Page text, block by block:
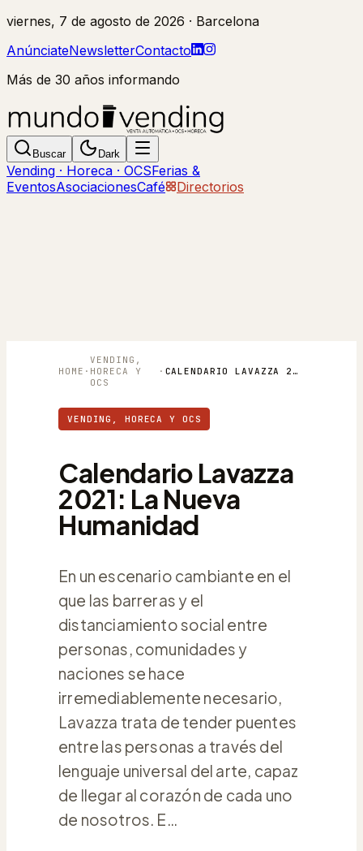
viernes, 7 de agosto de 2026 · Barcelona
AnúnciateNewsletterContacto
Más de 30 años informando
Buscar Dark
Vending · Horeca · OCSFerias &
EventosAsociacionesCafé Directorios
HOME ·
VENDING,
HORECA Y
OCS
· CALENDARIO LAVAZZA 2021: LA NUEVA HUMANIDAD
VENDING, HORECA Y OCS
Calendario Lavazza
2021: La Nueva
Humanidad
En un escenario cambiante en el
que las barreras y el
distanciamiento social entre
personas, comunidades y
naciones se hace
irremediablemente necesario,
Lavazza trata de tender puentes
entre las personas a través del
lenguaje universal del arte, capaz
de llegar al corazón de cada uno
de nosotros. E…